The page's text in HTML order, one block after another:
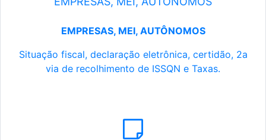
EMPRESAS, MEI, AUTÔNOMOS
Situação fiscal, declaração eletrônica, certidão, 2a
via de recolhimento de ISSQN e Taxas.